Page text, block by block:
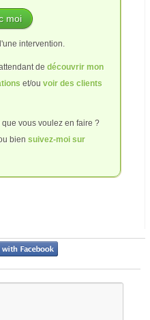
moi
intervention.
de découvrir mon
et/ou voir des clients
vous voulez en faire ?
bien suivez-moi sur